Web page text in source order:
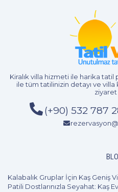
Kiralık villa hizmetiile harika tatil
ile tüm tatilinizin detayı ve villa
(+90) 532 787
Kalabalık Gruplar İçin Kaş Geniş
Patili Dostlarınızla Seyahat: Kaş